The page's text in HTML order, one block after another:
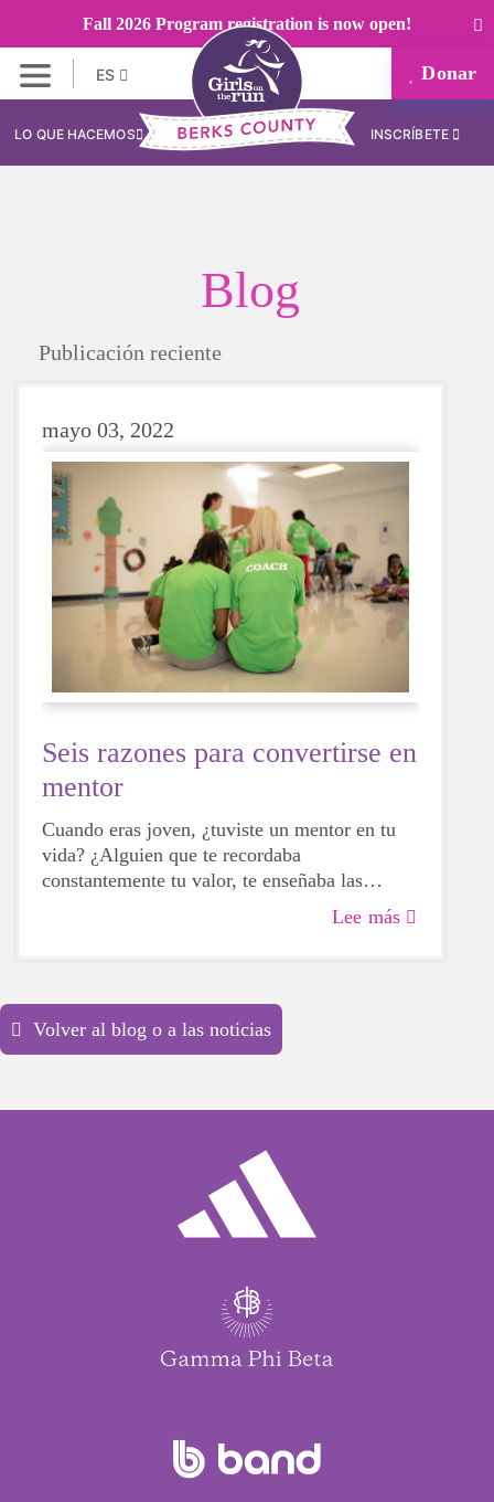
Fall 2026 Program registration is now open!
ES Donar
LO QUE HACEMOS INSCRÍBETE
Blog
Publicación reciente
mayo 03, 2022
Seis razones para convertirse en
mentor
Cuando eras joven, ¿tuviste un mentor en tu
vida? ¿Alguien que te recordaba
constantemente tu valor, te enseñaba las
escucharte? Si tu respuesta es afirmativa, es
enseñó tu mentor.
Lee más
Volver al blog o a las noticias